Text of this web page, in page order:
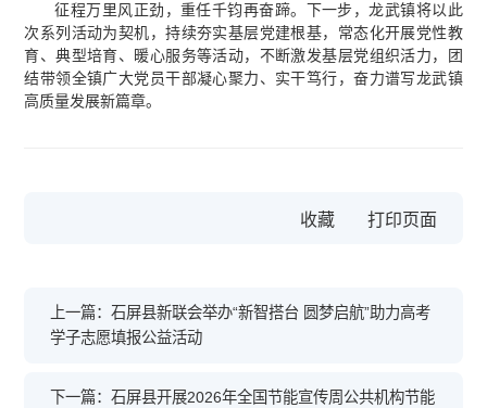
征程万里风正劲，重任千钧再奋蹄。下一步，龙武镇将以此
次系列活动为契机，持续夯实基层党建根基，常态化开展党性教
育、典型培育、暖心服务等活动，不断激发基层党组织活力，团
结带领全镇广大党员干部凝心聚力、实干笃行，奋力谱写龙武镇
高质量发展新篇章。
收藏
上一篇：石屏县新联会举办“新智搭台 圆梦启航”助力高考
学子志愿填报公益活动
下一篇：石屏县开展2026年全国节能宣传周公共机构节能